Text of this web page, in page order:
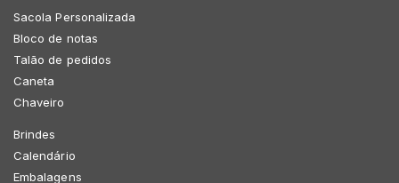
Sacola Personalizada
Bloco de notas
Talão de pedidos
Caneta
Chaveiro
Brindes
Calendário
Embalagens